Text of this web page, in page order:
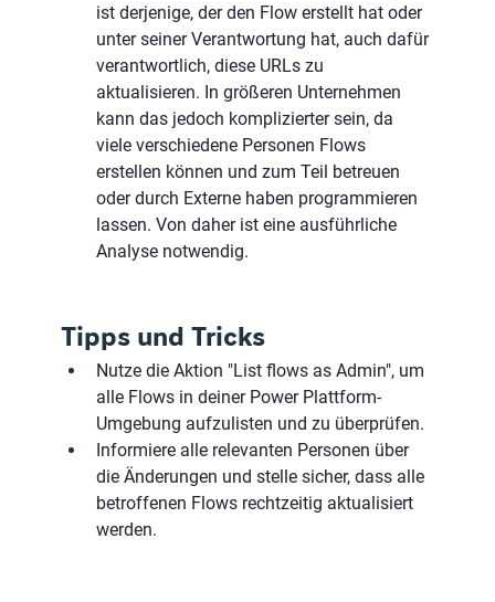
ist derjenige, der den Flow erstellt hat oder
unter seiner Verantwortung hat, auch dafür
verantwortlich, diese URLs zu
aktualisieren. In größeren Unternehmen
kann das jedoch komplizierter sein, da
viele verschiedene Personen Flows
erstellen können und zum Teil betreuen
oder durch Externe haben programmieren
lassen. Von daher ist eine ausführliche
Analyse notwendig.
Tipps und Tricks
Nutze die Aktion "List flows as Admin", um
alle Flows in deiner Power Plattform-
Umgebung aufzulisten und zu überprüfen.
Informiere alle relevanten Personen über
die Änderungen und stelle sicher, dass alle
betroffenen Flows rechtzeitig aktualisiert
werden.